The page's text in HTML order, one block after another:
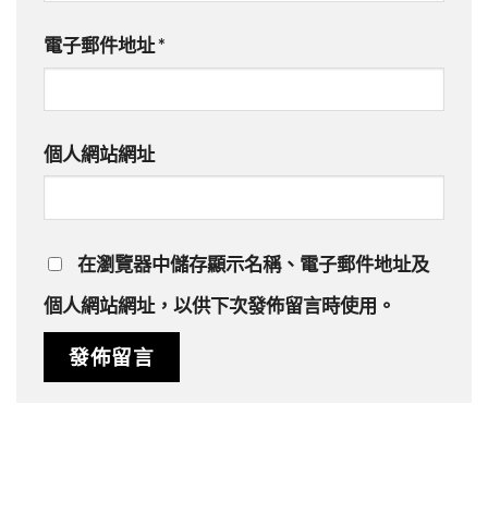
電子郵件地址*
個人網站網址
在瀏覽器中儲存顯示名稱、電子郵件地址及
個人網站網址，以供下次發佈留言時使用。